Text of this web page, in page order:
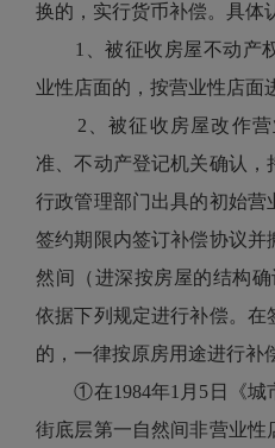
换的，实行货币补偿。具体
1、被征收房屋不动产权
业性店面的，按营业性店面
2、被征收房屋改作营
准、不动产登记机关确认
行政管理部门出具的初始营
签约期限内签订补偿协议并
然间（进深按房屋的结构
依据下列规定进行补偿。在
的，一律按原房用途进行补
①在1984年1月5日《城
街底层第一自然间非营业